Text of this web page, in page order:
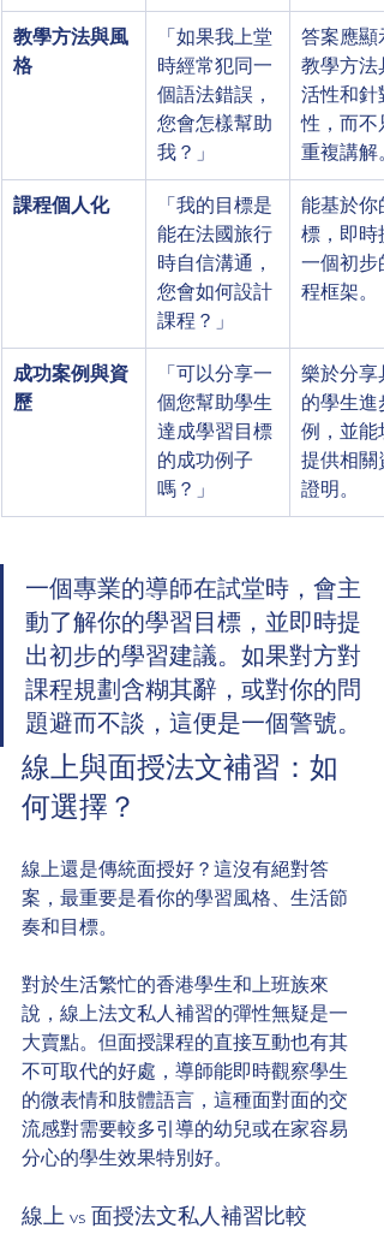
教學方法與風
格
「如果我上堂
時經常犯同一
個語法錯誤，
您會怎樣幫助
我？」
答案應顯
教學方法
活性和針對
性，而不
重複講解。
課程個人化
「我的目標是
能在法國旅行
時自信溝通，
您會如何設計
課程？」
能基於你
標，即時
一個初步
程框架。
成功案例與資
歷
「可以分享一
個您幫助學生
達成學習目標
的成功例子
嗎？」
樂於分享
的學生進
例，並能
提供相關
證明。
一個專業的導師在試堂時，會主
動了解你的學習目標，並即時提
出初步的學習建議。如果對方對
課程規劃含糊其辭，或對你的問
題避而不談，這便是一個警號。
線上與面授法文補習：如
何選擇？
線上還是傳統面授好？這沒有絕對答
案，最重要是看你的學習風格、生活節
奏和目標。
對於生活繁忙的香港學生和上班族來
說，線上法文私人補習的彈性無疑是一
大賣點。但面授課程的直接互動也有其
不可取代的好處，導師能即時觀察學生
的微表情和肢體語言，這種面對面的交
流感對需要較多引導的幼兒或在家容易
分心的學生效果特別好。
線上 vs 面授法文私人補習比較